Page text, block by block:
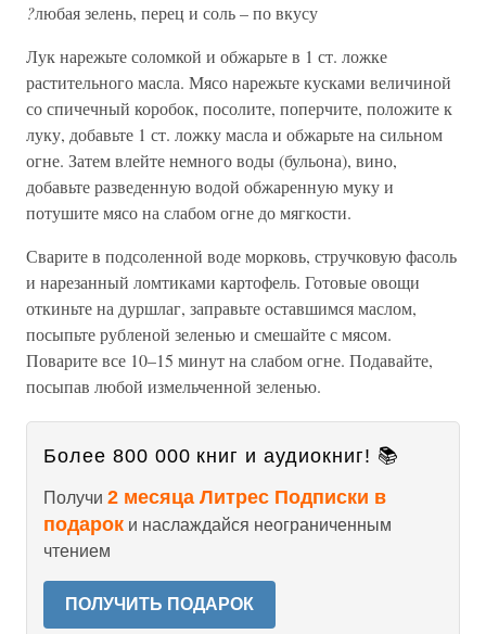
?любая зелень, перец и соль – по вкусу
Лук нарежьте соломкой и обжарьте в 1 ст. ложке
растительного масла. Мясо нарежьте кусками величиной
со спичечный коробок, посолите, поперчите, положите к
луку, добавьте 1 ст. ложку масла и обжарьте на сильном
огне. Затем влейте немного воды (бульона), вино,
добавьте разведенную водой обжаренную муку и
потушите мясо на слабом огне до мягкости.
Сварите в подсоленной воде морковь, стручковую фасоль
и нарезанный ломтиками картофель. Готовые овощи
откиньте на дуршлаг, заправьте оставшимся маслом,
посыпьте рубленой зеленью и смешайте с мясом.
Поварите все 10–15 минут на слабом огне. Подавайте,
посыпав любой измельченной зеленью.
Более 800 000 книг и аудиокниг! 📚
Получи 2 месяца Литрес Подписки в
подарок и наслаждайся неограниченным
чтением
ПОЛУЧИТЬ ПОДАРОК